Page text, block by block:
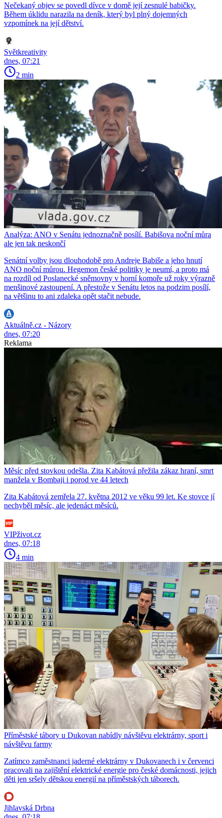
Nečekaný objev se povedl dívce v domě její zesnulé babičky.
Během úklidu narazila na deník, který byl plný dojemných
vzpomínek na její dětství.
Světkreativity
dnes, 07:21
2 min
Analýza: ANO v Senátu jednoznačně posílí. Babišova noční můra
ale jen tak neskončí
Senátní volby jsou dlouhodobě pro Andreje Babiše a jeho hnutí
ANO noční můrou. Hegemon české politiky je neumí, a proto má
na rozdíl od Poslanecké sněmovny v horní komoře už roky výrazně
menšinové zastoupení. A přestože v Senátu letos na podzim posílí,
na většinu to ani zdaleka opět stačit nebude.
Aktuálně.cz - Názory
dnes, 07:20
Reklama
Měsíc před stovkou odešla. Zita Kabátová přežila zákaz hraní, smrt
manžela v Bombaji i porod ve 44 letech
Zita Kabátová zemřela 27. května 2012 ve věku 99 let. Ke stovce jí
nechyběl měsíc, ale jedenáct měsíců.
VIPživot.cz
dnes, 07:18
4 min
Příměstské tábory u Dukovan nabídly návštěvu elektrárny, sport i
návštěvu farmy
Zatímco zaměstnanci jaderné elektrárny v Dukovanech i v červenci
pracovali na zajištění elektrické energie pro české domácnosti, jejich
děti jen sršely dětskou energií na příměstských táborech.
Jihlavská Drbna